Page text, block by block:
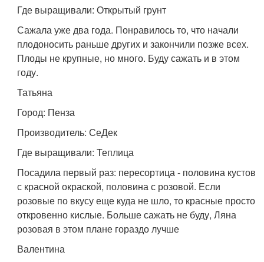
Где выращивали: Открытый грунт
Сажала уже два года. Понравилось то, что начали
плодоносить раньше других и закончили позже всех.
Плоды не крупные, но много. Буду сажать и в этом
году.
Татьяна
Город: Пенза
Производитель: СеДек
Где выращивали: Теплица
Посадила первый раз: пересортица - половина кустов
с красной окраской, половина с розовой. Если
розовые по вкусу еще куда не шло, то красные просто
откровенно кислые. Больше сажать не буду, Ляна
розовая в этом плане гораздо лучше
Валентина